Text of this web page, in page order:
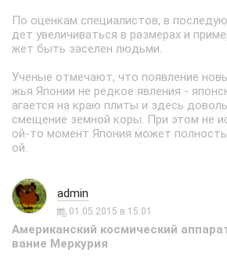
По оценкам специалистов, в
дет увеличиваться в размерах и
жет быть заселен людьми.
Ученые отмечают, что появление
жья Японии не редкое явления -
агается на краю плиты и здесь
смещение земной коры. При этом не
ой-то момент Япония может
ой.
admin
01.05.2015 в 15:01
Американский космический
вание Меркурия